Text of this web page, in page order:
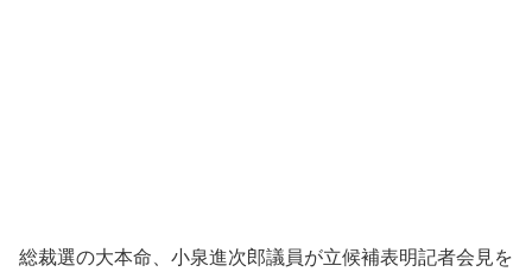
総裁選の大本命、小泉進次郎議員が立候補表明記者会見を